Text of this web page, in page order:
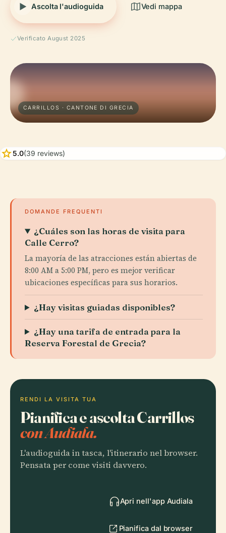
Ascolta l'audioguida Vedi mappa
Verificato August 2025
CARRILLOS · CANTONE DI GRECIA
star5.0(39 reviews)
DOMANDE FREQUENTI
¿Cuáles son las horas de visita para
Calle Cerro?
La mayoría de las atracciones están abiertas de
8:00 AM a 5:00 PM, pero es mejor verificar
ubicaciones específicas para sus horarios.
¿Hay visitas guiadas disponibles?
¿Hay una tarifa de entrada para la
Reserva Forestal de Grecia?
RENDI LA VISITA TUA
Pianifica e ascolta Carrillos
con Audiala.
L'audioguida in tasca, l'itinerario nel browser.
Pensata per come visiti davvero.
Apri nell'app Audiala
Pianifica dal browser